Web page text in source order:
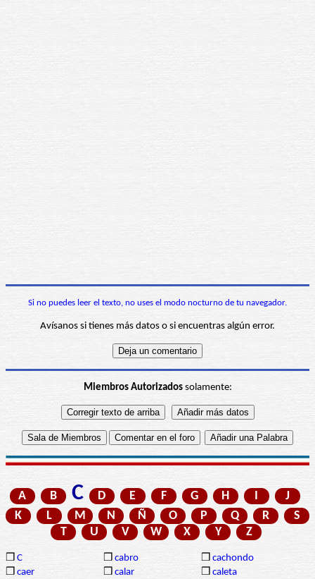
Si no puedes leer el texto, no uses el modo nocturno de tu navegador.
Avísanos si tienes más datos o si encuentras algún error.
Miembros Autorizadossolamente:
A B C D E F G H I
J
K
L M N Ñ O P Q R
S
T
U V W X Y Z
❒ C ❒ cabro ❒ cachondo
❒ caer ❒ calar ❒ caleta